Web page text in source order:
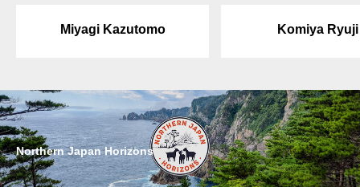
Miyagi Kazutomo Komiya Ryuji
Northern Japan Horizons